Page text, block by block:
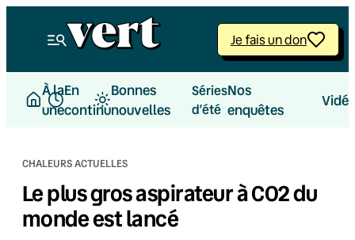
Je fais un don
À la
une
En
continu
Bonnes
nouvelles
Séries
d’été
Nos
enquêtes
CHALEURS ACTUELLES
Le plus gros aspirateur à CO2 du
monde est lancé